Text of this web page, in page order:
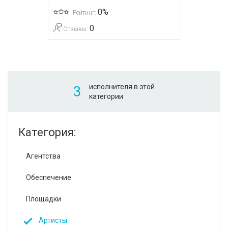
Рейтинг: 0%
Отзывы: 0
3
исполнителя в этой
категории
Категория:
Агентства
Обеспечение
Площадки
Артисты